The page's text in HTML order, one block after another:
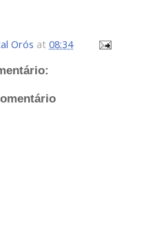
Orós at 08:34